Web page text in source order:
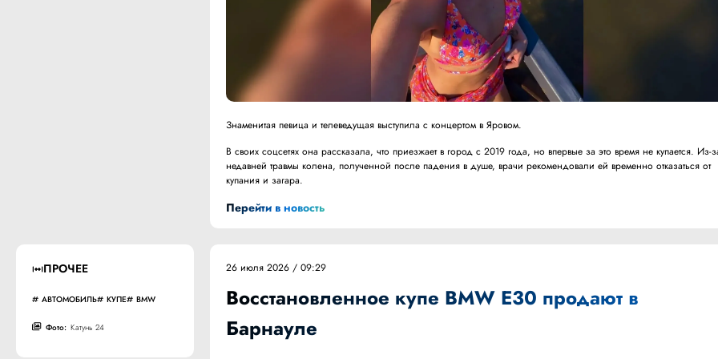
Знаменитая певица и телеведущая выступила с концертом в Яровом.
В своих соцсетях она рассказала, что приезжает в город с 2019 года, но впервые за это время не купается. Из-
недавней травмы колена, полученной после падения в душе, врачи рекомендовали ей временно отказаться от
купания и загара.
Перейти в новость
ПРОЧЕЕ
АВТОМОБИЛЬ КУПЕ BMW
Фото: Катунь 24
26 июля 2026 / 09:29
Восстановленное купе BMW E30 продают в
Барнауле